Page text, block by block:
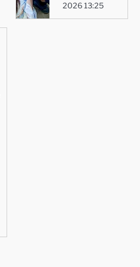
2026 13:25